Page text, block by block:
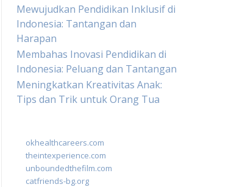
Mewujudkan Pendidikan Inklusif di
Indonesia: Tantangan dan
Harapan
Membahas Inovasi Pendidikan di
Indonesia: Peluang dan Tantangan
Meningkatkan Kreativitas Anak:
Tips dan Trik untuk Orang Tua
okhealthcareers.com
theintexperience.com
unboundedthefilm.com
catfriends-bg.org